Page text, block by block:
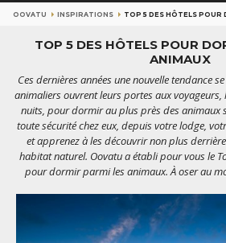
OOVATU INSPIRATIONS TOP 5 DES HÔTELS POUR
TOP 5 DES HÔTELS POUR
ANIMAUX
Ces dernières années une nouvelle tendance
animaliers ouvrent leurs portes aux
nuits, pour dormir au plus près des animaux
toute sécurité chez eux, depuis votre lodge,
et apprenez à les découvrir non plus
habitat naturel. Oovatu a établi pour vous le
pour dormir parmi les animaux. À oser au